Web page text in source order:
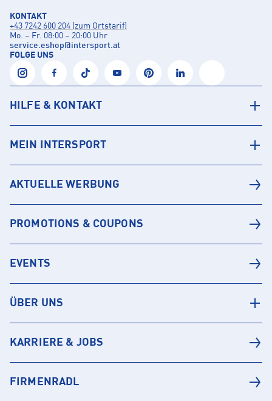
KONTAKT
+43 7242 600 204 (zum Ortstarif)
Mo. – Fr. 08:00 – 20:00 Uhr
service.eshop@intersport.at
FOLGE UNS
HILFE & KONTAKT
MEIN INTERSPORT
AKTUELLE WERBUNG
PROMOTIONS & COUPONS
EVENTS
ÜBER UNS
KARRIERE & JOBS
FIRMENRADL